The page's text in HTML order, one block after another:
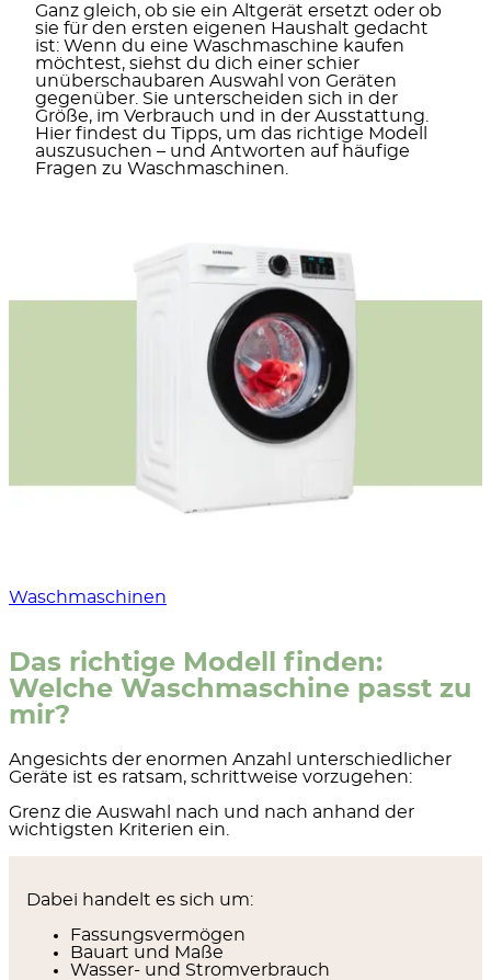
Ganz gleich, ob sie ein Altgerät ersetzt oder ob
sie für den ersten eigenen Haushalt gedacht
ist: Wenn du eine Waschmaschine kaufen
möchtest, siehst du dich einer schier
unüberschaubaren Auswahl von Geräten
gegenüber. Sie unterscheiden sich in der
Größe, im Verbrauch und in der Ausstattung.
Hier findest du Tipps, um das richtige Modell
auszusuchen – und Antworten auf häufige
Fragen zu Waschmaschinen.
Waschmaschinen
Das richtige Modell finden:
Welche Waschmaschine passt zu
mir?
Angesichts der enormen Anzahl unterschiedlicher
Geräte ist es ratsam, schrittweise vorzugehen:
Grenz die Auswahl nach und nach anhand der
wichtigsten Kriterien ein.
Dabei handelt es sich um:
Fassungsvermögen
Bauart und Maße
Wasser- und Stromverbrauch